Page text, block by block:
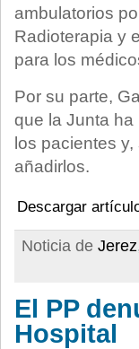
ambulatorios
Radioterapia y
para los
Por su parte,
que la Junta ha
los pacientes
añadirlos.
Descargar
Noticia de Jerez
El PP
Hospital